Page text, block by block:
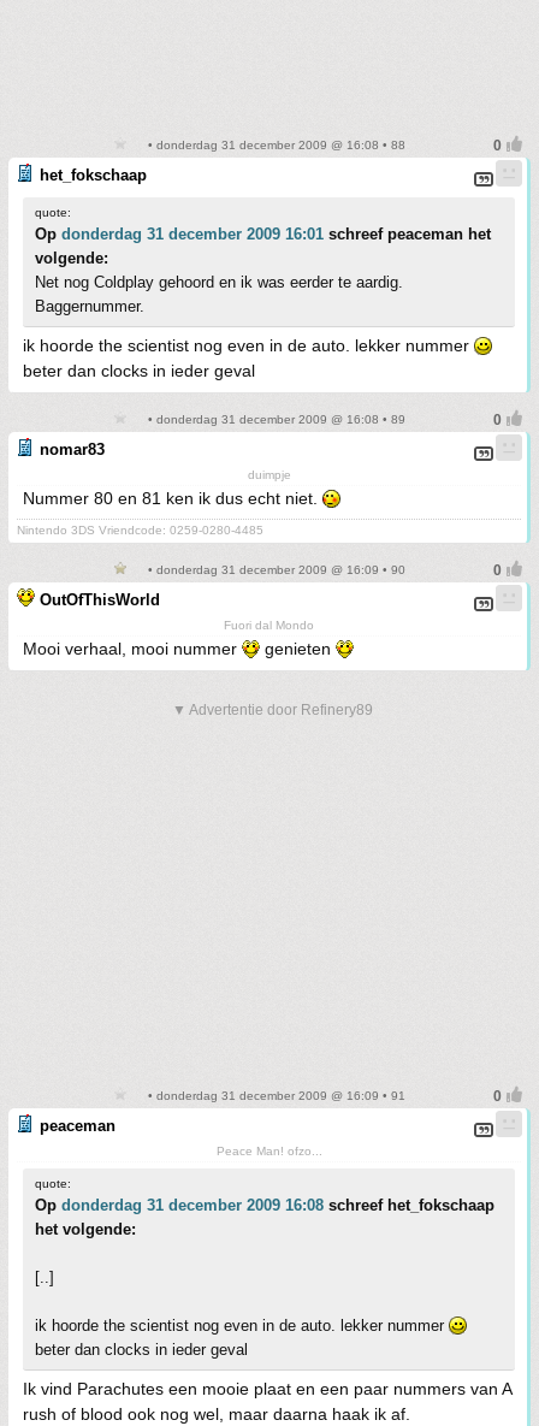
• donderdag 31 december 2009 @ 16:08 • 88
het_fokschaap
quote:
Op donderdag 31 december 2009 16:01 schreef peaceman het
volgende:
Net nog Coldplay gehoord en ik was eerder te aardig.
Baggernummer.
ik hoorde the scientist nog even in de auto. lekker nummer
beter dan clocks in ieder geval
• donderdag 31 december 2009 @ 16:08 • 89
nomar83
duimpje
Nummer 80 en 81 ken ik dus echt niet.
Nintendo 3DS Vriendcode: 0259-0280-4485
• donderdag 31 december 2009 @ 16:09 • 90
OutOfThisWorld
Fuori dal Mondo
Mooi verhaal, mooi nummer genieten
▼ Advertentie door Refinery89
• donderdag 31 december 2009 @ 16:09 • 91
peaceman
Peace Man! ofzo...
quote:
Op donderdag 31 december 2009 16:08 schreef het_fokschaap
het volgende:
[..]
ik hoorde the scientist nog even in de auto. lekker nummer
beter dan clocks in ieder geval
Ik vind Parachutes een mooie plaat en een paar nummers van A
rush of blood ook nog wel, maar daarna haak ik af.